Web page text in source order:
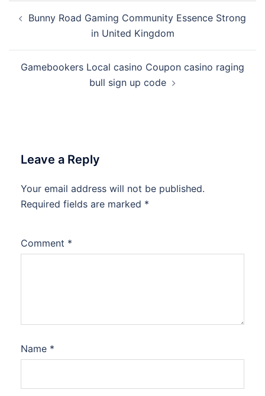
navigation
Bunny Road Gaming Community Essence Strong
in United Kingdom
Gamebookers Local casino Coupon casino raging
bull sign up code
Leave a Reply
Your email address will not be published.
Required fields are marked *
Comment *
Name *